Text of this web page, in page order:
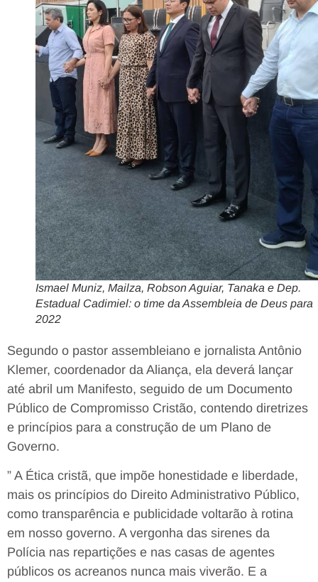
Ismael Muniz, Mailza, Robson Aguiar, Tanaka e Dep.
Estadual Cadimiel: o time da Assembleia de Deus para
2022
Segundo o pastor assembleiano e jornalista Antônio
Klemer, coordenador da Aliança, ela deverá lançar
até abril um Manifesto, seguido de um Documento
Público de Compromisso Cristão, contendo diretrizes
e princípios para a construção de um Plano de
Governo.
” A Ética cristã, que impõe honestidade e liberdade,
mais os princípios do Direito Administrativo Público,
como transparência e publicidade voltarão à rotina
em nosso governo. A vergonha das sirenes da
Polícia nas repartições e nas casas de agentes
públicos os acreanos nunca mais viverão. E a